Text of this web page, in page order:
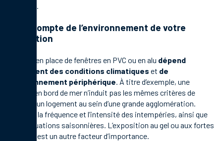
priorités.
Tenir compte de l’environnement de votre
habitation
La mise en place de fenêtres en PVC ou en alu dépend
également des conditions climatiques et de
l’environnement périphérique. À titre d’exemple, une
maison en bord de mer n’induit pas les mêmes critères de
choix qu’un logement au sein d’une grande agglomération.
Estimez la fréquence et l’intensité des intempéries, ainsi que
les fluctuations saisonnières. L’exposition au gel ou aux fortes
chaleurs est un autre facteur d’importance.